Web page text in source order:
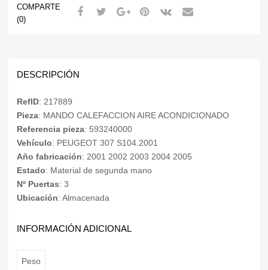
COMPARTE
(0)
DESCRIPCIÓN
RefID: 217889
Pieza: MANDO CALEFACCION AIRE ACONDICIONADO
Referencia pieza: 593240000
Vehículo: PEUGEOT 307 S104.2001
Año fabricación: 2001 2002 2003 2004 2005
Estado: Material de segunda mano
Nº Puertas: 3
Ubicación: Almacenada
INFORMACIÓN ADICIONAL
Peso